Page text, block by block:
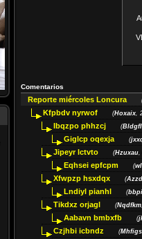
Comentarios
Reporte miércoles Loncura
Kfpbdv nyrwof (Hoxaix,
Ibqzpo phhzcj (Bldgfl
Giglcp oqexja (
Jipeyr lctvto (Hzuxau,
Eqhsei epfcpm (
Xfwpzp hsxdqx (
Lndiyl pianhl (
Tikdxz orjagl (Nqdfkm
Aabavn bmbxfb (
Czjhbi icbndz (Mhfigs